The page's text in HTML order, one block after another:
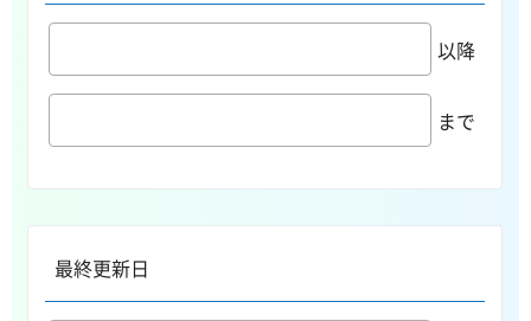
以降
まで
最終更新日